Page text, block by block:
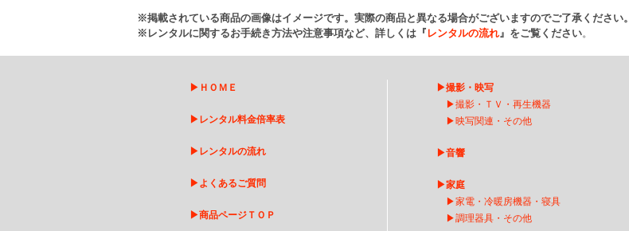
※掲載されている商品の画像はイメージです。実際の商品と異なる場合がございますのでご了承ください。
※レンタルに関するお手続き方法や注意事項など、詳しくは『 レンタルの流れ』をご覧ください。
▶ ＨＯＭＥ
▶ レンタル料金倍率表
▶ レンタルの流れ
▶よくあるご質問
▶商品ページＴＯＰ
▶撮影・映写
▶撮影・ＴＶ・再生機器
▶映写関連・その他
▶音響
▶家庭
▶家電・冷暖房機器・寝具
▶調理器具・その他